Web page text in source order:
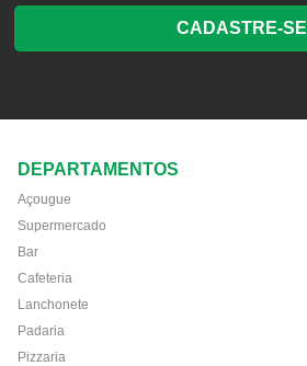
CADASTRE-SE
DEPARTAMENTOS
Açougue
Supermercado
Bar
Cafeteria
Lanchonete
Padaria
Pizzaria